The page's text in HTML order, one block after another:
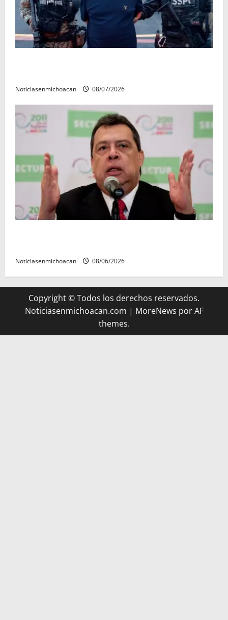
Noticiasenmichoacan 08/07/2026
Noticiasenmichoacan 08/06/2026
Copyright © Todos los derechos reservados.
Noticiasenmichoacan.com | MoreNews por AF
themes.